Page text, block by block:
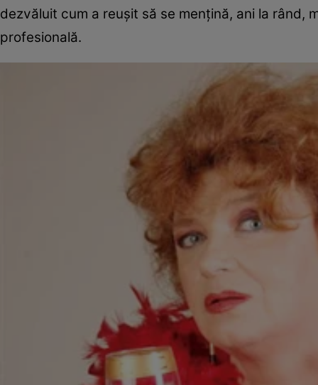
dezvăluit cum a reușit să se mențină, ani la rând,
profesională.